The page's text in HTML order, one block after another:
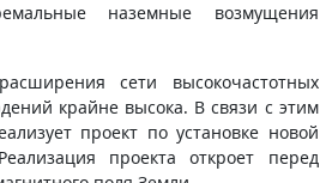
наземные возмущения
сети высокочастотных
крайне высока. В связи с этим
проект по установке новой
проекта откроет перед